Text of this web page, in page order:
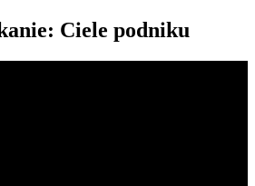
Ciele podniku